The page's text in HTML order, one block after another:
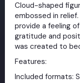
Cloud-shaped
embossed in
provide a feeling
gratitude and
was created to
Features:
Included formats: